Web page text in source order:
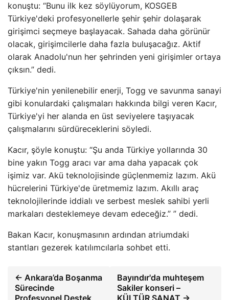
konuştu: “Bunu ilk kez söylüyorum, KOSGEB
Türkiye'deki profesyonellerle şehir şehir dolaşarak
girişimci seçmeye başlayacak. Sahada daha görünür
olacak, girişimcilerle daha fazla buluşacağız. Aktif
olarak Anadolu'nun her şehrinden yeni girişimler ortaya
çıksın.” dedi.
Türkiye'nin yenilenebilir enerji, Togg ve savunma sanayi
gibi konulardaki çalışmaları hakkında bilgi veren Kacır,
Türkiye'yi her alanda en üst seviyelere taşıyacak
çalışmalarını sürdüreceklerini söyledi.
Kacır, şöyle konuştu: “Şu anda Türkiye yollarında 30
bine yakın Togg aracı var ama daha yapacak çok
işimiz var. Akü teknolojisinde güçlenmemiz lazım. Akü
hücrelerini Türkiye'de üretmemiz lazım. Akıllı araç
teknolojilerinde iddialı ve serbest meslek sahibi yerli
markaları desteklemeye devam edeceğiz.” ” dedi.
Bakan Kacır, konuşmasının ardından atriumdaki
stantları gezerek katılımcılarla sohbet etti.
← Ankara’da Boşanma
Sürecinde
Profesyonel Destek
Bayındır'da muhteşem
Sakiler konseri –
KÜLTÜR SANAT →